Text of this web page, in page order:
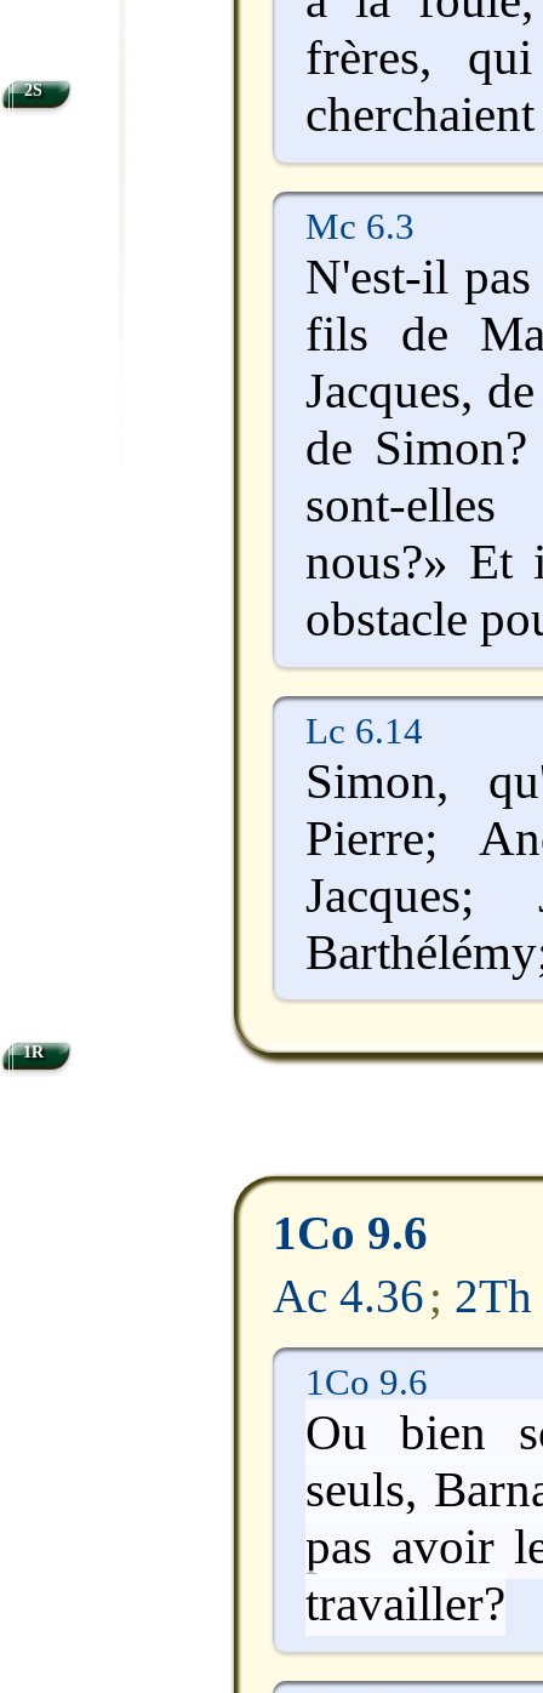
frères,
Mc 6.3
N'est-il
fils de
Jacques,
de
sont-
nous?» Et
obstacle
Lc 6.14
Simon,
Pierre;
Jacques;
1Co 9.6
Ac 4.36; 2Th
1Co 9.6
Ou bien
seuls,
pas avoir
travailler?
2S
1R